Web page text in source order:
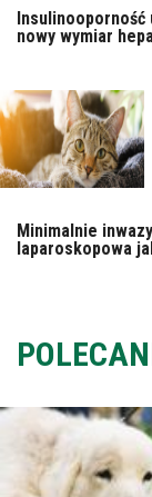
Insulinooporność
nowy wymiar
Minimalnie
laparoskopowa